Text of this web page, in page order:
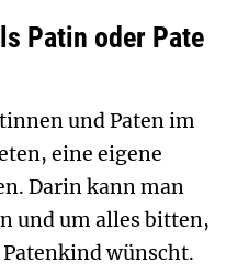
Patin oder Pate
und Paten im
eine eigene
Darin kann man
und um alles bitten,
wünscht.